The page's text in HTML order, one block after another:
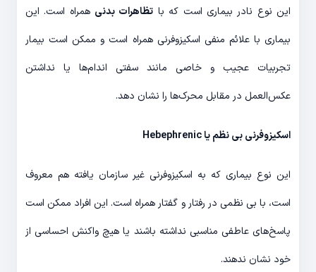
این نوع نادر بیماری است که با تظاهرات بدنی همراه است. این
بیماری با علائم منفی اسکیزوفرنی همراه است و ممکن است بیمار
تجربیات عجیب و خاصی مانند سفتی اندام‌ها یا نداشتن
عکس‌العمل در مقابل محرک‌ها را نشان دهد.
اسکیزوفرنی بی نظم یاHebephrenic
این نوع بیماری که به اسکیزوفرنی غیر سازمان یافته هم معروف
است، با بی نظمی در رفتار و گفتار همراه است. این افراد ممکن است
پاسخ‌های عاطفی مناسبی نداشته باشند یا هیچ واکنش احساسی از
خود نشان ندهند.